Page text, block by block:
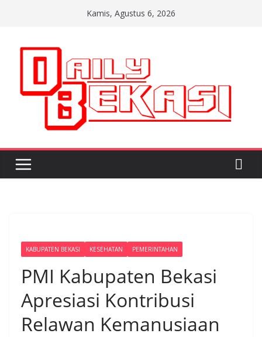
Kamis, Agustus 6, 2026
KABUPATEN BEKASI KESEHATAN PEMERINTAHAN
PMI Kabupaten Bekasi
Apresiasi Kontribusi
Relawan Kemanusiaan